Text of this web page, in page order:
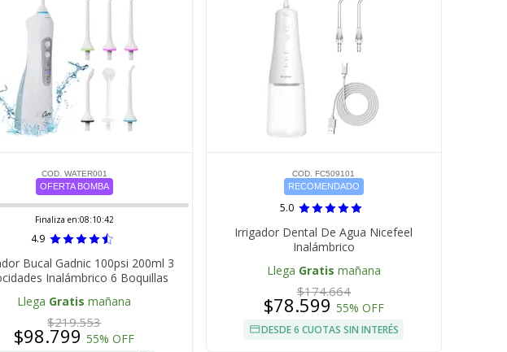
COD. WATER001
OFERTA BOMBA
Finaliza en:08:10:42
4.9
Bucal Gadnic 100psi 200ml 3
Inalámbrico 6 Boquillas
Llega Gratis mañana
$219.553
$98.79955% OFF
COD. FC509101
RECOMENDADO
5.0
Irrigador Dental De Agua Nicefeel
Inalámbrico
Llega Gratis mañana
$174.664
$78.599 55% OFF
DESDE 6 CUOTAS SIN INTERÉS